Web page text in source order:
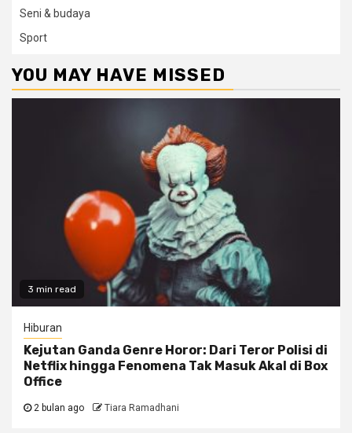
Seni & budaya
Sport
YOU MAY HAVE MISSED
3 min read
Hiburan
Kejutan Ganda Genre Horor: Dari Teror Polisi di
Netflix hingga Fenomena Tak Masuk Akal di Box
Office
2 bulan ago Tiara Ramadhani